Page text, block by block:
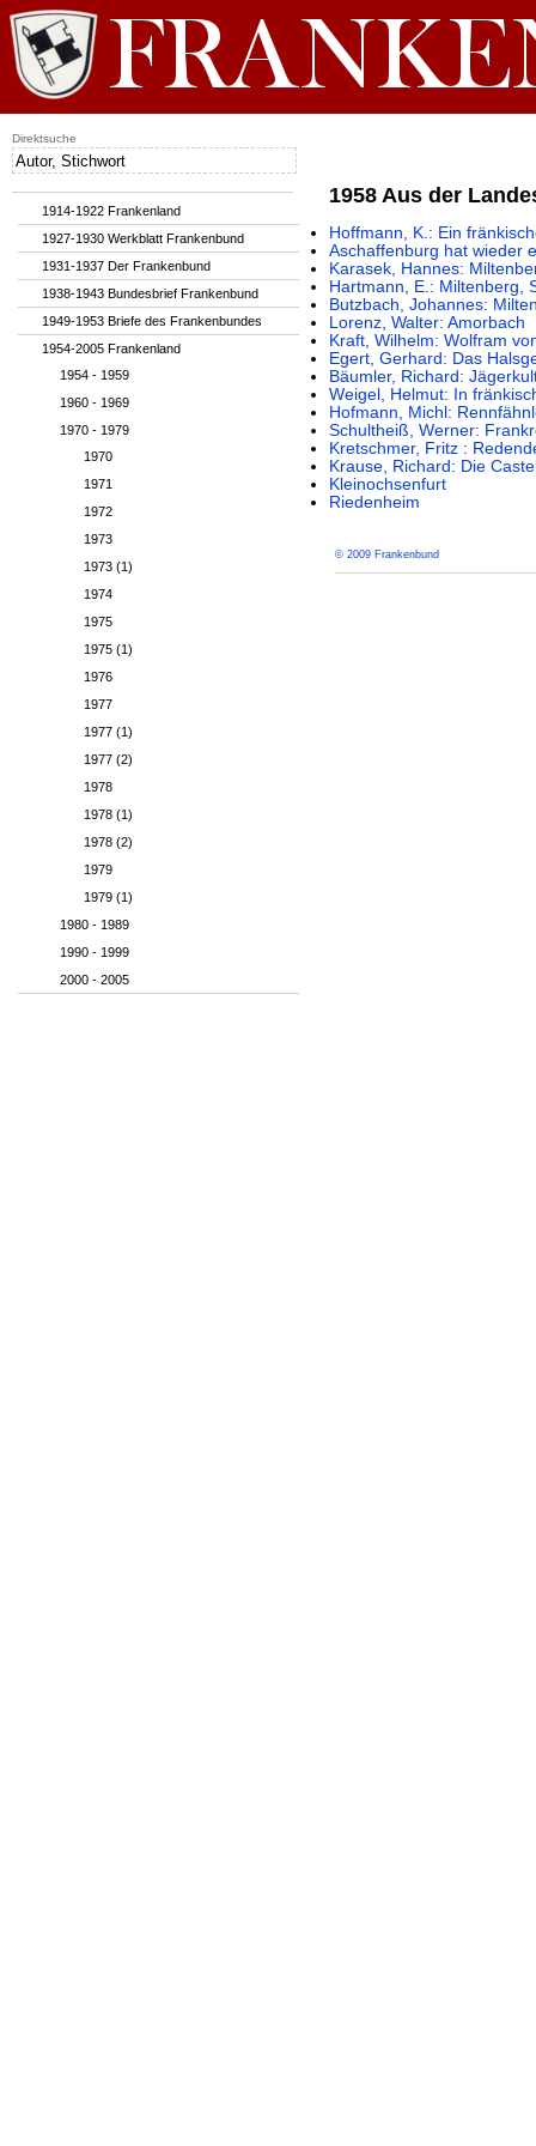
1958 Aus der
Hoffmann, K.: Ein
Aschaffenburg hat wieder
Karasek, Hannes:
Hartmann, E.: Miltenberg,
Butzbach, Johannes:
Lorenz, Walter: Amorbach
Kraft, Wilhelm: Wolfram
Egert, Gerhard: Das
Bäumler, Richard:
Weigel, Helmut: In
Hofmann, Michl:
Schultheiß, Werner:
Kretschmer, Fritz :
Krause, Richard: Die
Kleinochsenfurt
Riedenheim
© 2009 Frankenbund
1914-1922 Frankenland
1927-1930 Werkblatt Frankenbund
1931-1937 Der Frankenbund
1938-1943 Bundesbrief Frankenbund
1949-1953 Briefe des Frankenbundes
1954-2005 Frankenland
1954 - 1959
1960 - 1969
1970 - 1979
1970
1971
1972
1973
1973 (1)
1974
1975
1975 (1)
1976
1977
1977 (1)
1977 (2)
1978
1978 (1)
1978 (2)
1979
1979 (1)
1980 - 1989
1990 - 1999
2000 - 2005
Direktsuche